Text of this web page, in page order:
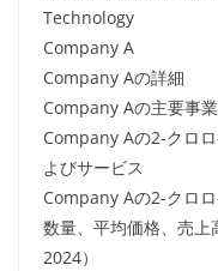
Technology
Company A
Company Aの詳細
Company Aの主要事業
Company Aの2-クロ
よびサービス
Company Aの2-クロ
数量、平均価格、売
2024）